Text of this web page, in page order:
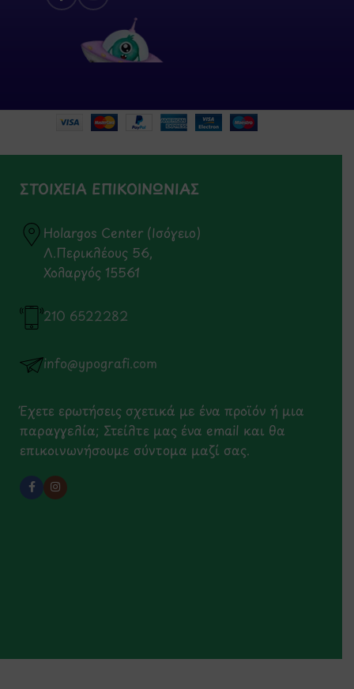
ΣΤΟΙΧΕΙΑ ΕΠΙΚΟΙΝΩΝΙΑΣ
Holargos Center (Ισόγειο)
Λ.Περικλέους 56,
Χολαργός 15561
210 6522282
info@ypografi.com
Έχετε ερωτήσεις σχετικά με ένα προϊόν ή μια
παραγγελία; Στείλτε μας ένα email και θα
επικοινωνήσουμε σύντομα μαζί σας.